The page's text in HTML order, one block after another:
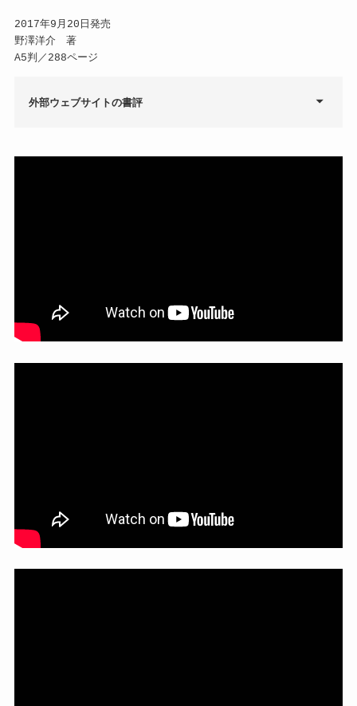
2017年9月20日発売
野澤洋介 著
A5判／288ページ
外部ウェブサイトの書評